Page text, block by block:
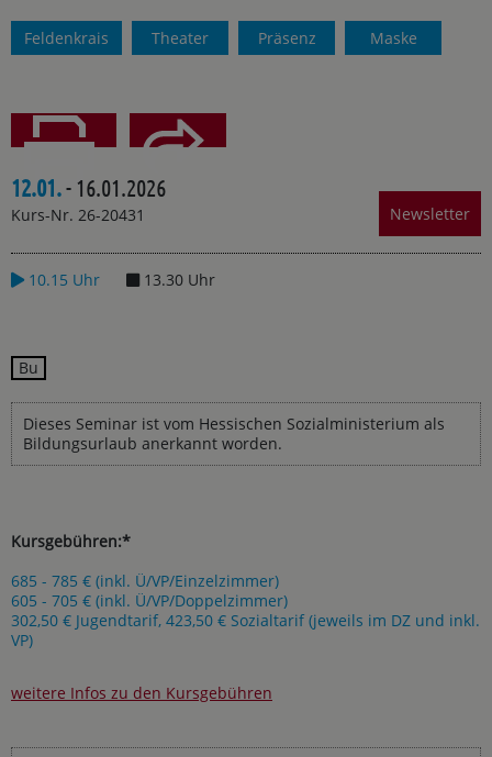
Feldenkrais Theater Präsenz Maske
Drucken Teilen
12.01.- 16.01.2026
Kurs-Nr. 26-20431 Newsletter
10.15 Uhr 13.30 Uhr
Bu
Dieses Seminar ist vom Hessischen Sozialministerium als
Bildungsurlaub anerkannt worden.
Kursgebühren:*
685 - 785 € (inkl. Ü/VP/Einzelzimmer)
605 - 705 € (inkl. Ü/VP/Doppelzimmer)
302,50 € Jugendtarif, 423,50 € Sozialtarif (jeweils im DZ und inkl.
VP)
weitere Infos zu den Kursgebühren